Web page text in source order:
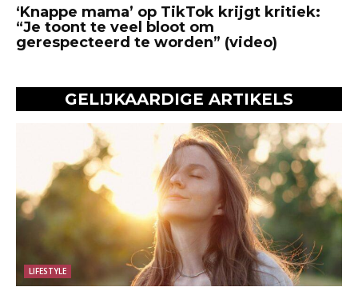
‘Knappe mama’ op TikTok krijgt kritiek:
“Je toont te veel bloot om
gerespecteerd te worden” (video)
GELIJKAARDIGE ARTIKELS
LIFESTYLE